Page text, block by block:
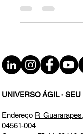
Vender Não É
UNIVERSO ÁGIL -